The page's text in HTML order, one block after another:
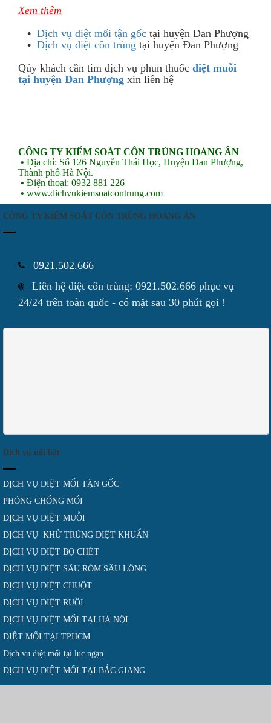
Xem thêm
• Dịch vụ diệt mối tận gốc tại huyện Đan Phượng
• Dịch vụ diệt côn trùng tại huyện Đan Phượng
Qúy khách cần tìm dịch vụ phun thuốc diệt muỗi
tại huyện Đan Phượng xin liên hệ
CÔNG TY KIỂM SOÁT CÔN TRÙNG HOÀNG ÂN
• Địa chỉ: ​Số 126 Nguyễn Thái Học, Huyện Đan Phượng,
Thành phố Hà Nội.
• Điện thoại: 0932 881 226
• www.dichvukiemsoatcontrung.com
CÔNG TY KIỂM SOÁT CÔN TRÙNG HOÀNG ÂN
0921.502.666
Liên hệ diệt côn trùng: 0921.502.666 phục vụ
24/24 trên toàn quốc - có mặt sau 30 phút gọi !
Dịch vụ nổi bật
DỊCH VỤ DIỆT MỐI TẬN GỐC
PHÒNG CHỐNG MỐI
DỊCH VỤ DIỆT MUỖI
DỊCH VỤ KHỬ TRÙNG DIỆT KHUẨN
DỊCH VỤ DIỆT BỌ CHÉT
DỊCH VỤ DIỆT SÂU RÓM SÂU LÔNG
DỊCH VỤ DIỆT CHUỘT
DỊCH VỤ DIỆT RUỒI
DỊCH VỤ DIỆT MỐI TẠI HÀ NỘI
DIỆT MỐI TẠI TPHCM
Dịch vụ diệt mối tại lục ngạn
DỊCH VỤ DIỆT MỐI TẠI BẮC GIANG